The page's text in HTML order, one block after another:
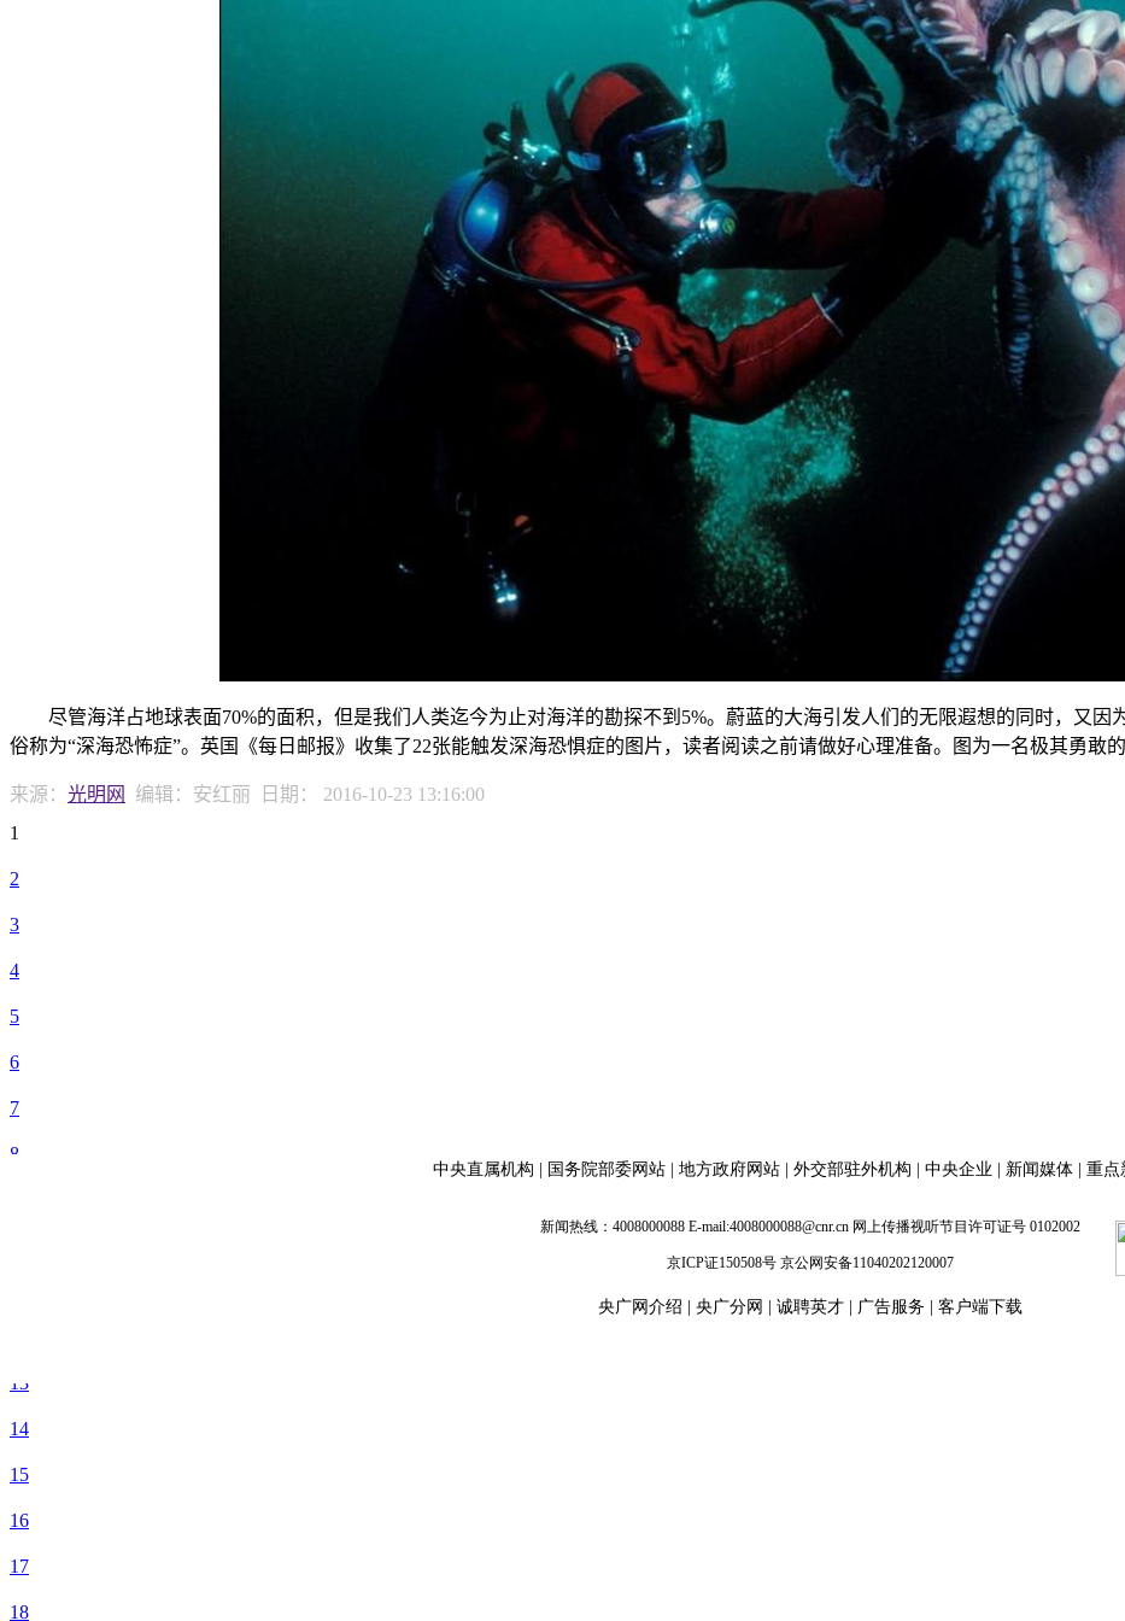
尽管海洋占地球表面70%的面积，但是我们人类迄今为止对海洋的勘探不到5%。蔚蓝的大海引发人们的无限遐想的同时，又因
俗称为“深海恐怖症”。英国《每日邮报》收集了22张能触发深海恐惧症的图片，读者阅读之前请做好心理准备。图为一名极其勇敢
来源： 光明网 编辑：安红丽 日期：
2016-10-23 13:16:00
1
2
3
4
5
6
7
8
13
14
15
16
17
18